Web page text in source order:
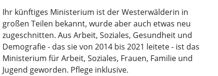
Ihr künftiges Ministerium ist der Westerwälderin in
großen Teilen bekannt, wurde aber auch etwas neu
zugeschnitten. Aus Arbeit, Soziales, Gesundheit und
Demografie - das sie von 2014 bis 2021 leitete - ist das
Ministerium für Arbeit, Soziales, Frauen, Familie und
Jugend geworden. Pflege inklusive.